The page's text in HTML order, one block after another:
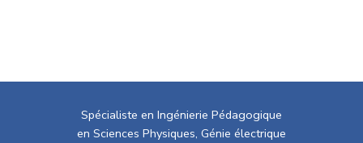
Spécialiste en Ingénierie Pédagogique
en Sciences Physiques, Génie électrique